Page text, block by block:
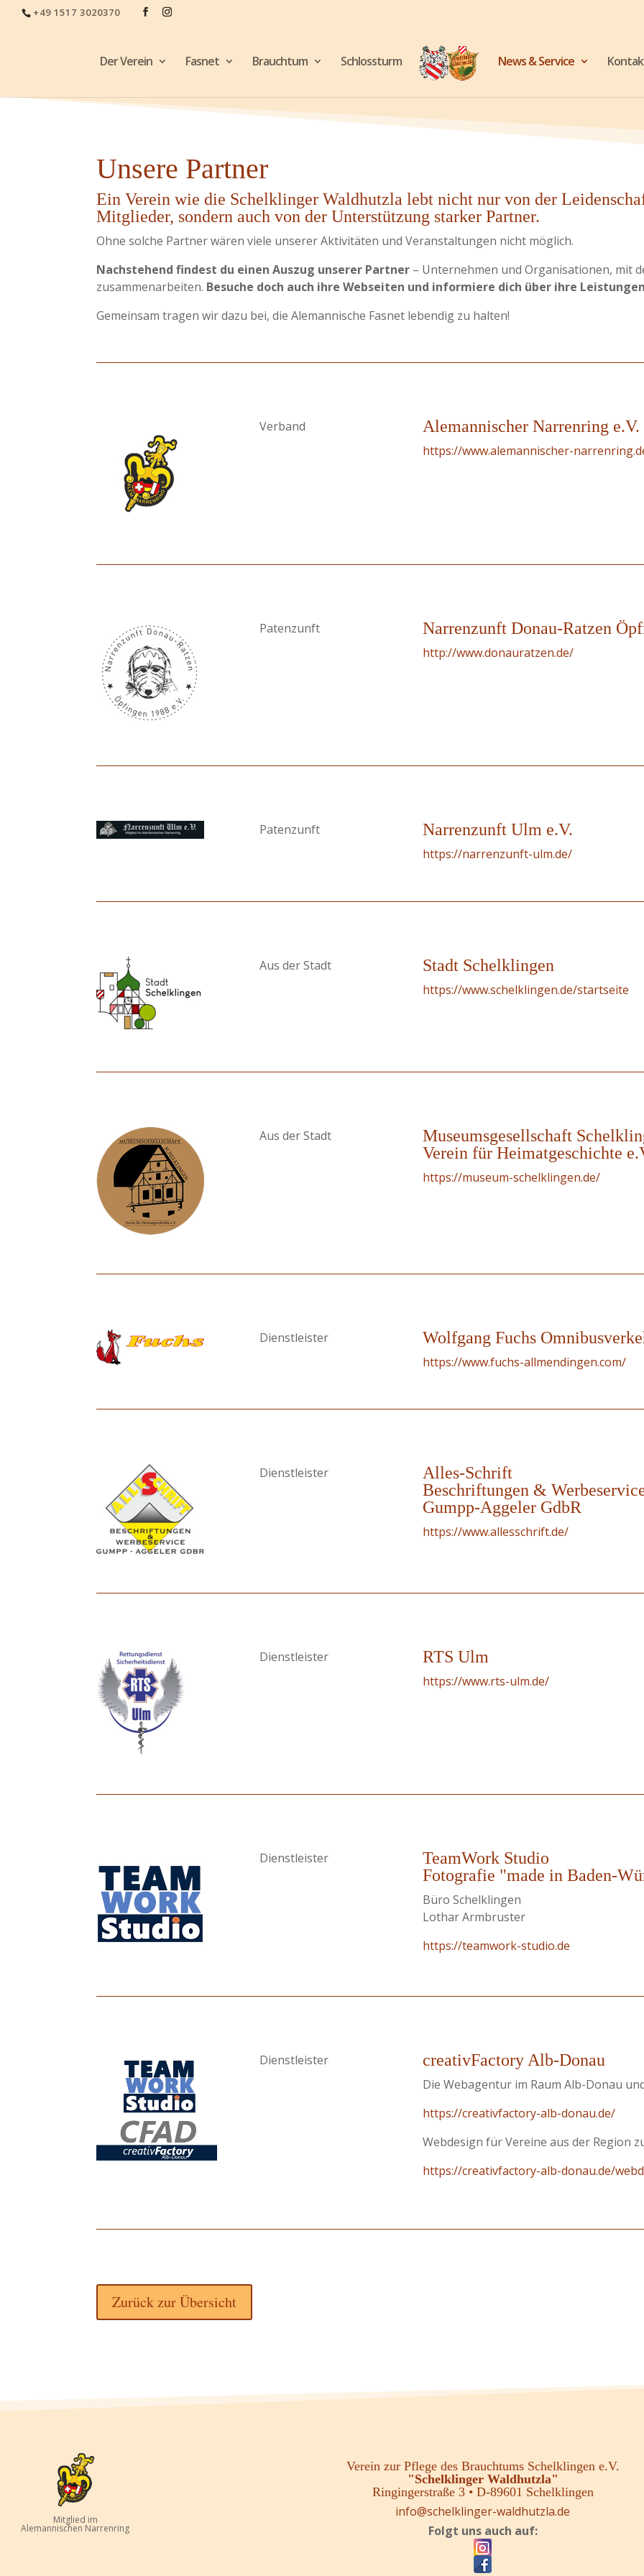
+49 1517 3020370
Der Verein Fasnet Brauchtum Schlossturm News & Service
Unsere Partner
Ein Verein wie die Schelklinger Waldhutzla lebt nicht nur von der
Mitglieder, sondern auch von der Unterstützung starker Partner.
Ohne solche Partner wären viele unserer Aktivitäten und Veranstaltungen nicht möglich.
Nachstehend findest du einen Auszug unserer Partner – Unternehmen und Organisationen, mit
zusammenarbeiten. Besuche doch auch ihre Webseiten und informiere dich über ihre
Gemeinsam tragen wir dazu bei, die Alemannische Fasnet lebendig zu halten!
Verband Alemannischer Narrenring e.V.
https://www.alemannischer-
Patenzunft Narrenzunft Donau-Ratzen
http://www.donauratzen.de/
Patenzunft Narrenzunft Ulm e.V.
https://narrenzunft-ulm.de/
Aus der Stadt Stadt Schelklingen
https://www.schelklingen.de/startseite
Aus der Stadt
Museumsgesellschaft
Verein für Heimatgeschichte
https://museum-schelklingen.de/
Dienstleister Wolfgang Fuchs
https://www.fuchs-allmendingen.com/
Dienstleister
Alles-Schrift
Beschriftungen &
Gumpp-Aggeler GdbR
https://www.allesschrift.de/
Dienstleister RTS Ulm
https://www.rts-ulm.de/
Dienstleister
TeamWork Studio
Fotografie "made in Baden-
Büro Schelklingen
Lothar Armbruster
https://teamwork-studio.de
Dienstleister creativFactory Alb-Donau
Die Webagentur im Raum Alb-Donau
https://creativfactory-alb-donau.de/
Webdesign für Vereine aus der Region
https://creativfactory-alb-donau.de/
Zurück zur Übersicht
Mitglied im
Alemannischen Narrenring
Verein zur Pflege des Brauchtums Schelklingen e.V.
"Schelklinger Waldhutzla"
Ringingerstraße 3 • D-89601 Schelklingen
info@schelklinger-waldhutzla.de
Folgt uns auch auf: